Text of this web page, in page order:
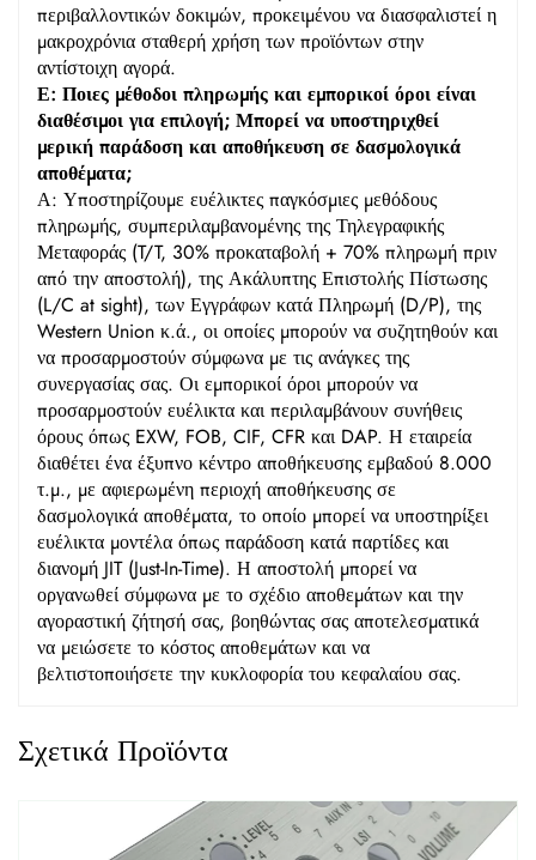
περιβαλλοντικών δοκιμών, προκειμένου να διασφαλιστεί η
μακροχρόνια σταθερή χρήση των προϊόντων στην
αντίστοιχη αγορά.
Ε: Ποιες μέθοδοι πληρωμής και εμπορικοί όροι είναι
διαθέσιμοι για επιλογή; Μπορεί να υποστηριχθεί
μερική παράδοση και αποθήκευση σε δασμολογικά
αποθέματα;
Α: Υποστηρίζουμε ευέλικτες παγκόσμιες μεθόδους
πληρωμής, συμπεριλαμβανομένης της Τηλεγραφικής
Μεταφοράς (T/T, 30% προκαταβολή + 70% πληρωμή πριν
από την αποστολή), της Ακάλυπτης Επιστολής Πίστωσης
(L/C at sight), των Εγγράφων κατά Πληρωμή (D/P), της
Western Union κ.ά., οι οποίες μπορούν να συζητηθούν και
να προσαρμοστούν σύμφωνα με τις ανάγκες της
συνεργασίας σας. Οι εμπορικοί όροι μπορούν να
προσαρμοστούν ευέλικτα και περιλαμβάνουν συνήθεις
όρους όπως EXW, FOB, CIF, CFR και DAP. Η εταιρεία
διαθέτει ένα έξυπνο κέντρο αποθήκευσης εμβαδού 8.000
τ.μ., με αφιερωμένη περιοχή αποθήκευσης σε
δασμολογικά αποθέματα, το οποίο μπορεί να υποστηρίξει
ευέλικτα μοντέλα όπως παράδοση κατά παρτίδες και
διανομή JIT (Just-In-Time). Η αποστολή μπορεί να
οργανωθεί σύμφωνα με το σχέδιο αποθεμάτων και την
αγοραστική ζήτησή σας, βοηθώντας σας αποτελεσματικά
να μειώσετε το κόστος αποθεμάτων και να
βελτιστοποιήσετε την κυκλοφορία του κεφαλαίου σας.
Σχετικά Προϊόντα